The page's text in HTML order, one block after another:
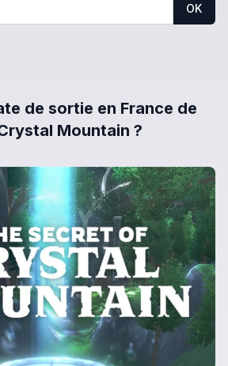
OK
de sortie en France de
Mountain ?